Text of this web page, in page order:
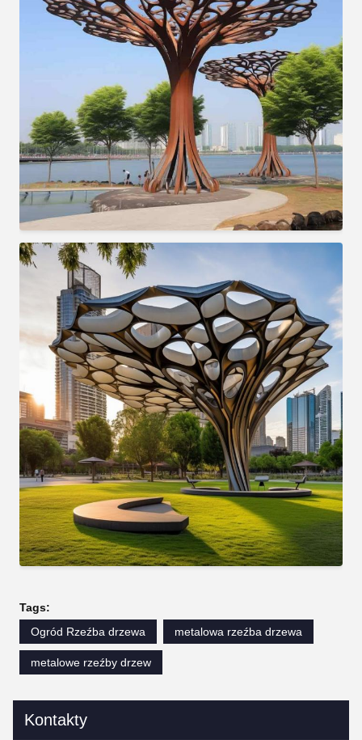
Tags:
Ogród Rzeźba drzewa
metalowa rzeźba drzewa
metalowe rzeźby drzew
Kontakty